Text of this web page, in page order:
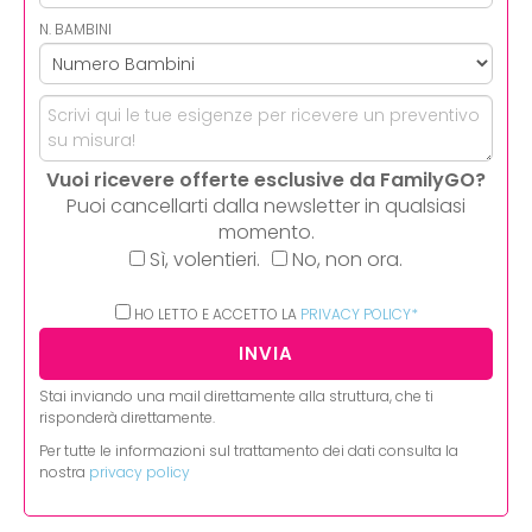
N. BAMBINI
Vuoi ricevere offerte esclusive da FamilyGO?
Puoi cancellarti dalla newsletter in qualsiasi
momento.
Sì, volentieri.
No, non ora.
HO LETTO E ACCETTO LA PRIVACY POLICY*
Stai inviando una mail direttamente alla struttura, che ti
risponderà direttamente.
Per tutte le informazioni sul trattamento dei dati consulta la
nostra privacy policy